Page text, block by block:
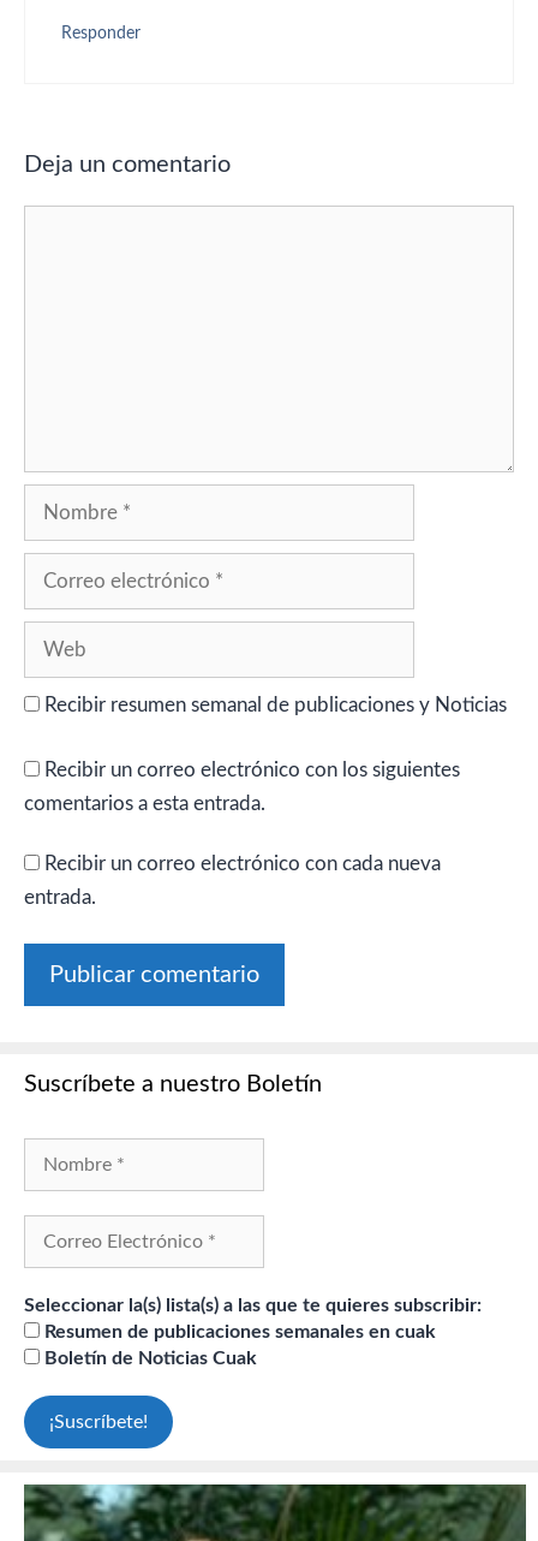
Responder
Deja un comentario
Recibir resumen semanal de publicaciones y Noticias
Recibir un correo electrónico con los siguientes
comentarios a esta entrada.
Recibir un correo electrónico con cada nueva
entrada.
Suscríbete a nuestro Boletín
Seleccionar la(s) lista(s) a las que te quieres subscribir:
Resumen de publicaciones semanales en cuak
Boletín de Noticias Cuak